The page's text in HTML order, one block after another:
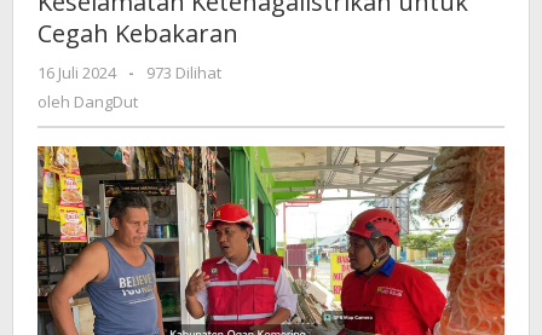
Keselamatan
Cegah Kebakaran
16 Juli 2024
oleh
DangDut
-
973 Dilihat
oleh DangDut